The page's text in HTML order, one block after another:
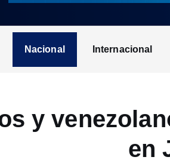
Nacional Internacional
y
en